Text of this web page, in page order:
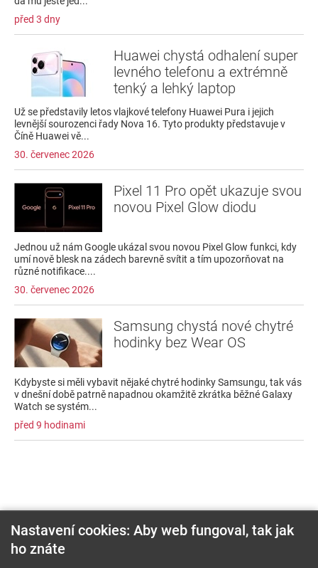
před 3 dny
Huawei chystá odhalení super
levného telefonu a extrémně
tenký a lehký laptop
Už se představily letos vlajkové telefony Huawei Pura i jejich
levnější sourozenci řady Nova 16. Tyto produkty představuje v
Číně Huawei vě...
30. červenec 2026
Pixel 11 Pro opět ukazuje svou
novou Pixel Glow diodu
Jednou už nám Google ukázal svou novou Pixel Glow funkci, kdy
umí nově blesk na zádech barevně svítit a tím upozorňovat na
různé notifikace....
30. červenec 2026
Samsung chystá nové chytré
hodinky bez Wear OS
Kdybyste si měli vybavit nějaké chytré hodinky Samsungu, tak vás
v dnešní době patrně napadnou okamžitě zkrátka běžné Galaxy
Watch se systém...
před 9 hodinami
Nastavení cookies: Aby web fungoval, tak jak
ho znáte